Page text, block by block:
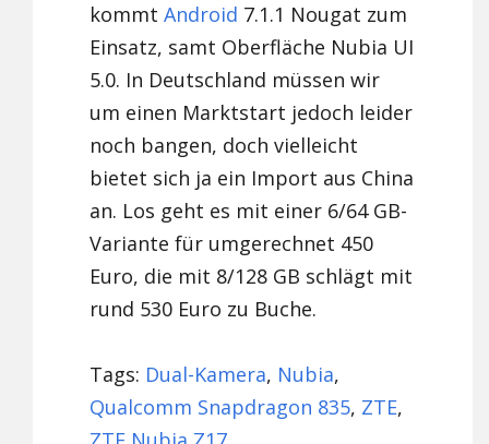
kommtAndroid 7.1.1 Nougat zum
Einsatz, samt Oberfläche Nubia UI
5.0. In Deutschland müssen wir
um einen Marktstart jedoch leider
noch bangen, doch vielleicht
bietet sich ja ein Import aus China
an. Los geht es mit einer 6/64 GB-
Variante für umgerechnet 450
Euro, die mit 8/128 GB schlägt mit
rund 530 Euro zu Buche.
Tags: Dual-Kamera, Nubia,
Qualcomm Snapdragon 835, ZTE,